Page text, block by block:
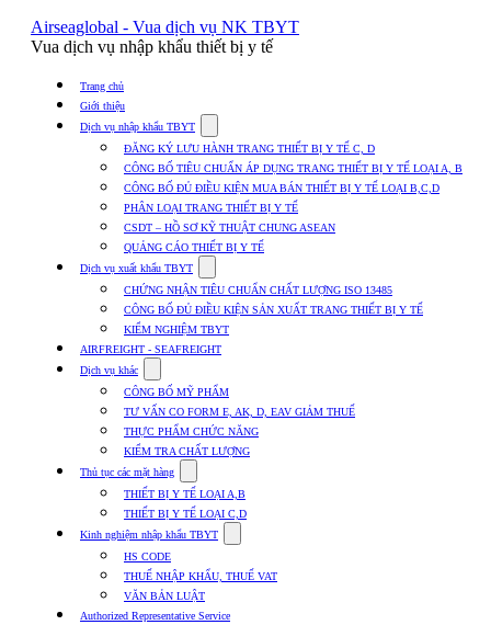
Airseaglobal - Vua dịch vụ NK TBYT
Vua dịch vụ nhập khẩu thiết bị y tế
Trang chủ
Giới thiệu
Dịch vụ nhập khẩu TBYT
submenu
for
Dịch
vụ
nhập
khẩu
TBYT
ĐĂNG KÝ LƯU HÀNH TRANG THIẾT BỊ Y TẾ C, D
CÔNG BỐ TIÊU CHUẨN ÁP DỤNG TRANG THIẾT BỊ Y TẾ LOẠI A, B
CÔNG BỐ ĐỦ ĐIỀU KIỆN MUA BÁN THIẾT BỊ Y TẾ LOẠI B,C,D
PHÂN LOẠI TRANG THIẾT BỊ Y TẾ
CSDT – HỒ SƠ KỸ THUẬT CHUNG ASEAN
QUẢNG CÁO THIẾT BỊ Y TẾ
Dịch vụ xuất khẩu TBYT
submenu
for
Dịch
vụ
xuất
TBYT
CHỨNG NHẬN TIÊU CHUẨN CHẤT LƯỢNG ISO 13485
CÔNG BỐ ĐỦ ĐIỀU KIỆN SẢN XUẤT TRANG THIẾT BỊ Y TẾ
KIỂM NGHIỆM TBYT
AIRFREIGHT - SEAFREIGHT
Dịch vụ khác
submenu
for
Dịch
vụ
khác
CÔNG BỐ MỸ PHẨM
TƯ VẤN CO FORM E, AK, D, EAV GIẢM THUẾ
THỰC PHẨM CHỨC NĂNG
KIỂM TRA CHẤT LƯỢNG
Thủ tục các mặt hàng
submenu
for
Thủ
tục
mặt
hàng
THIẾT BỊ Y TẾ LOẠI A,B
THIẾT BỊ Y TẾ LOẠI C,D
Kinh nghiệm nhập khẩu TBYT
submenu
Kinh
HS CODE
THUẾ NHẬP KHẨU, THUẾ VAT
VĂN BẢN LUẬT
Authorized Representative Service